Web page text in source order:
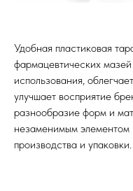
Удобная пластиковая
фармацевтических
использования,
улучшает восприятие
разнообразие форм и
незаменимым элементом
производства и упаковки.
Каталог
О компании HTI Group
Дистрибьюторы
КАРТА САЙТА